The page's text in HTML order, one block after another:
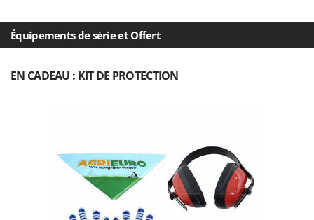
Robots nettoyeurs de piscine
Robots Tondeuses
Scies alternatives à batterie
Scies de jardin télescopiques
Sécateurs électriques à batterie
Honda
I
Idromatic
Intec
Équipements de série et Offert
EN CADEAU : KIT DE PROTECTION